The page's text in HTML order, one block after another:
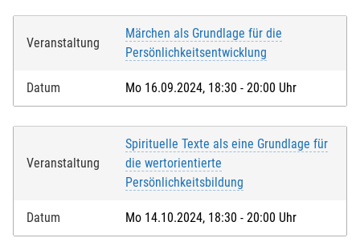
Lastschrift
Mit der Anmeldung willige ich ein, dass die
Teilnahmegebühr vom angegebenen Konto
Veranstaltung
Märchen als Grundlage für die
Persönlichkeitsentwicklung
Datum Mo 16.09.2024, 18:30 - 20:00 Uhr
Veranstaltung
Spirituelle Texte als eine Grundlage für
die wertorientierte
Persönlichkeitsbildung
Datum Mo 14.10.2024, 18:30 - 20:00 Uhr